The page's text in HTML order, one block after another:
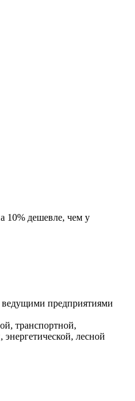
10% дешевле, чем у
ведущими предприятиями
транспортной,
лесной